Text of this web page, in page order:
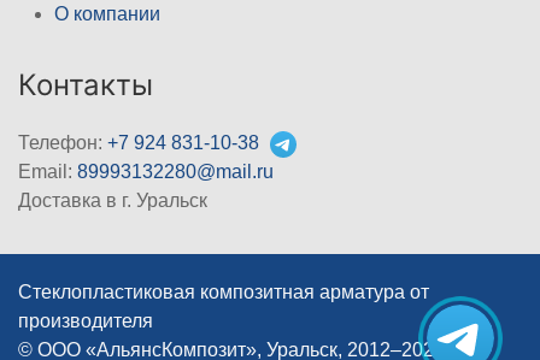
О компании
Контакты
Телефон: +7 924 831-10-38
Email: 89993132280@mail.ru
Доставка в г. Уральск
Стеклопластиковая композитная арматура от
производителя
© ООО «АльянсКомпозит», Уральск, 2012–2026 |